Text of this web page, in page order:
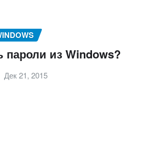
пароли из Windows?
Дек 21, 2015